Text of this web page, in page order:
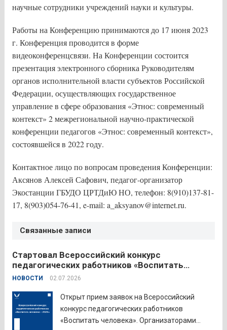
научные сотрудники учреждений науки и культуры.
Работы на Конференцию принимаются до 17 июня 2023
г. Конференция проводится в форме
видеоконференцсвязи. На Конференции состоится
презентация электронного сборника Руководителям
органов исполнительной власти субъектов Российской
Федерации, осуществляющих государственное
управление в сфере образования «Этнос: современный
контекст» 2 межрегиональной научно-практической
конференции педагогов «Этнос: современный контекст»,
состоявшейся в 2022 году.
Контактное лицо по вопросам проведения Конференции:
Аксянов Алексей Сафович, педагог-организатор
Экостанции ГБУДО ЦРТДиЮ НО, телефон: 8(910)137-81-
17, 8(903)054-76-41, e-mail: a_aksyanov@internet.ru.
Связанные записи
Стартовал Всероссийский конкурс
педагогических работников «Воспитать
человека – 2026»
НОВОСТИ 02.07.2026
Открыт прием заявок на Всероссийский
конкурс педагогических работников
«Воспитать человека». Организаторами